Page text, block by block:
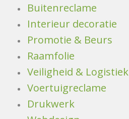
Buitenreclame
Interieur decoratie
Promotie & Beurs
Raamfolie
Veiligheid & Logistiek
Voertuigreclame
Drukwerk